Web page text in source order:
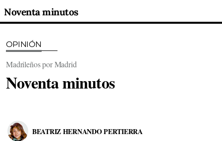
Noventa minutos
OPINIÓN
Madrileños por Madrid
Noventa minutos
BEATRIZ HERNANDO PERTIERRA